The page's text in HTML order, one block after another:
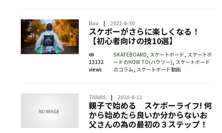
Nao 2021-6-30
スケボーがさらに楽しくなる！
【初心者向けの技10選】
13132
views
SKATEBOARD, スケートボード, スケートボ
ードのHOW TO(ハウツー), スケートボード
のコラム, スケートボード動画
TAIVAS 2020-8-11
親子で始める スケボーライフ! 何
から始めたら良いか分からないお
父さんの為の最初の３ステップ！